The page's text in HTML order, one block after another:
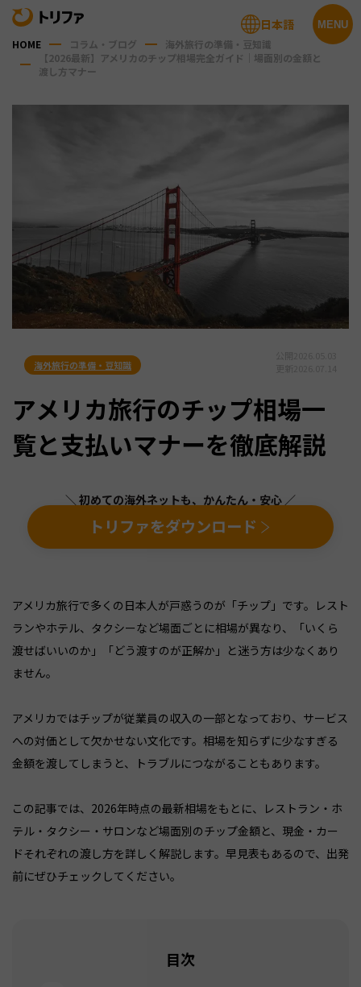
MENU
日本語
HOME コラム・ブログ
海外旅行の準備・豆知識
【2026最新】アメリカのチップ相場完全ガイド｜場面別の金額と
渡し方マナー
海外旅行の準備・豆知識
アメリカ旅行のチップ相場一
覧と支払いマナーを徹底解説
＼ 初めての海外ネットも、かんたん・安心 ／
トリファをダウンロード
アメリカ旅行で多くの日本人が戸惑うのが「チップ」です。レスト
ランやホテル、タクシーなど場面ごとに相場が異なり、「いくら
渡せばいいのか」「どう渡すのが正解か」と迷う方は少なくあり
ません。
アメリカではチップが従業員の収入の一部となっており、サービス
への対価として欠かせない文化です。相場を知らずに少なすぎる
金額を渡してしまうと、トラブルにつながることもあります。
この記事では、2026年時点の最新相場をもとに、レストラン・ホ
テル・タクシー・サロンなど場面別のチップ金額と、現金・カー
ドそれぞれの渡し方を詳しく解説します。早見表もあるので、出発
前にぜひチェックしてください。
目次